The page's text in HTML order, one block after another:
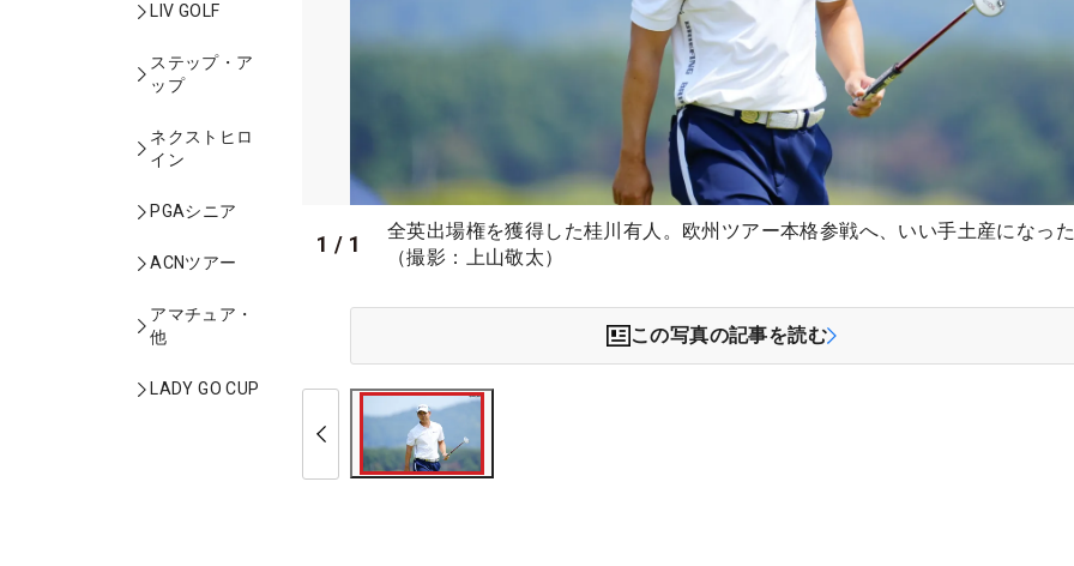
LIV GOLF
ステップ・ア
ップ
ネクストヒロ
イン
PGAシニア
ACNツアー
アマチュア・
他
LADY GO CUP
1 / 1
全英出場権を獲得した桂川有人。欧州ツアー本格参戦へ、いい手土産になっ
（撮影：上山敬太）
この写真の記事を読む